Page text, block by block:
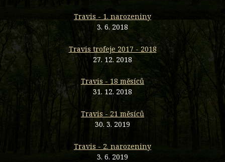
Travis - 1. narozeniny
3. 6. 2018
Travis trofeje 2017 - 2018
27. 12. 2018
Travis - 18 měsíců
31. 12. 2018
Travis - 21 měsíců
30. 3. 2019
Travis - 2. narozeniny
3. 6. 2019